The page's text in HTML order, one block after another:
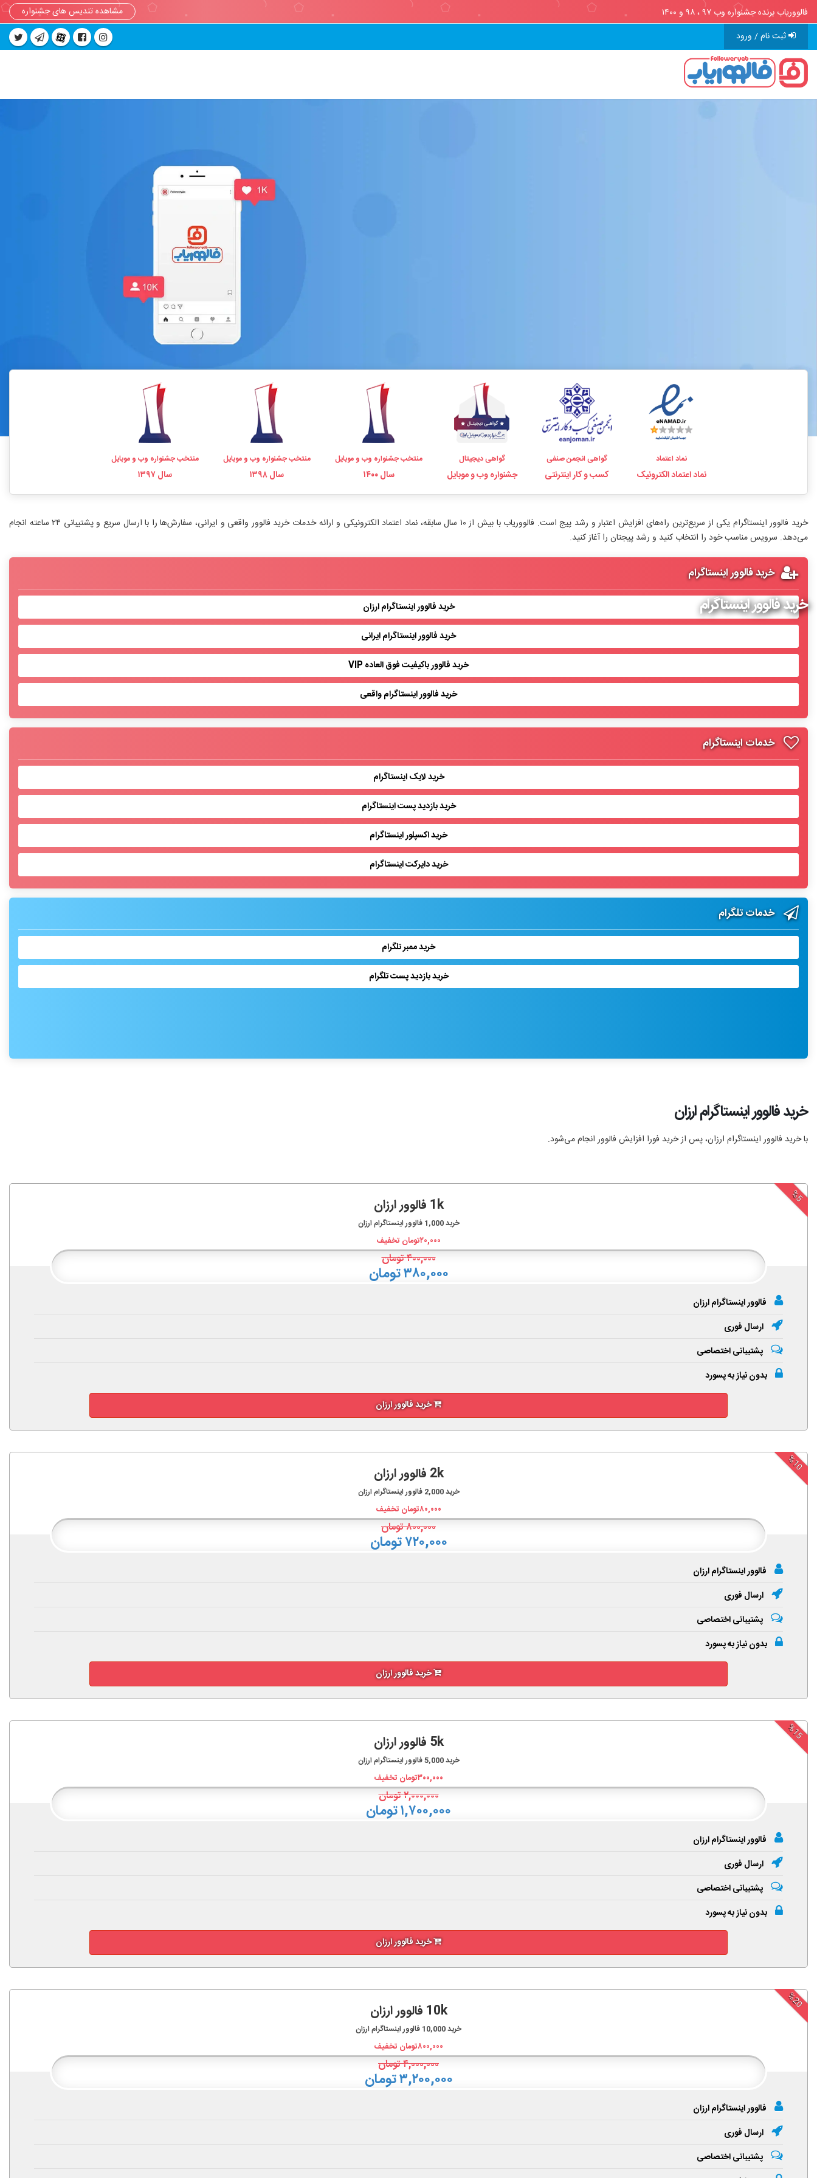
فالووریاب برنده جشنواره وب ۹۷ ، ۹۸ و ۱۴۰۰
مشاهده تندیس های جشنواره
ثبت نام / ورود
خرید فالوور اینستاگرام
نماد اعتماد
نماد اعتماد الکترونیک
گواهی انجمن صنفی
کسب و کار اینترنتی
گواهی دیجیتال
جشنواره وب و موبایل
منتخب جشنواره وب و موبایل
سال ۱۴۰۰
منتخب جشنواره وب و موبایل
سال ۱۳۹۸
منتخب جشنواره وب و موبایل
سال ۱۳۹۷
خرید فالوور اینستاگرام یکی از سریع‌ترین راه‌های افزایش اعتبار و رشد پیج است. فالووریاب با بیش از ۱۰ سال سابقه، نماد اعتماد الکترونیکی و ارائه خدمات خرید فالوور واقعی و ایرانی، سفارش‌ها را با ارسال سریع و پشتیبانی ۲۴ ساعته انجام
می‌دهد. سرویس مناسب خود را انتخاب کنید و رشد پیجتان را آغاز کنید.
خرید فالوور اینستاگرام
خرید فالوور اینستاگرام ارزان
خرید فالوور اینستاگرام ایرانی
خرید فالوور باکیفیت فوق العاده VIP
خرید فالوور اینستاگرام واقعی
خدمات اینستاگرام
خرید لایک اینستاگرام
خرید بازدید پست اینستاگرام
خرید اکسپلور اینستاگرام
خرید دایرکت اینستاگرام
خدمات تلگرام
خرید ممبر تلگرام
خرید بازدید پست تلگرام
خرید فالوور اینستاگرام ارزان
با خرید فالوور اینستاگرام ارزان، پس از خرید فورا افزایش فالوور انجام‌ می‌شود.
%5 1k فالوور ارزان
خرید1,000 فالوور اینستاگرام ارزان
۲۰,۰۰۰تومان تخفیف
۴۰۰,۰۰۰تومان
۳۸۰,۰۰۰ تومان
فالوور اینستاگرام ارزان
ارسال فوری
پشتیبانی اختصاصی
بدون نیاز به پسورد
خرید فالوور ارزان
%10
2k فالوور ارزان
خرید2,000 فالوور اینستاگرام ارزان
۸۰,۰۰۰تومان تخفیف
۸۰۰,۰۰۰تومان
۷۲۰,۰۰۰ تومان
فالوور اینستاگرام ارزان
ارسال فوری
پشتیبانی اختصاصی
بدون نیاز به پسورد
خرید فالوور ارزان
%15
5k فالوور ارزان
خرید5,000فالوور اینستاگرام ارزان
۳۰۰,۰۰۰تومان تخفیف
۲,۰۰۰,۰۰۰تومان
۱,۷۰۰,۰۰۰ تومان
فالوور اینستاگرام ارزان
ارسال فوری
پشتیبانی اختصاصی
بدون نیاز به پسورد
خرید فالوور ارزان
%20
10k فالوور ارزان
خرید10,000 فالوور اینستاگرام ارزان
۸۰۰,۰۰۰تومان تخفیف
۴,۰۰۰,۰۰۰تومان
۳,۲۰۰,۰۰۰ تومان
فالوور اینستاگرام ارزان
ارسال فوری
پشتیبانی اختصاصی